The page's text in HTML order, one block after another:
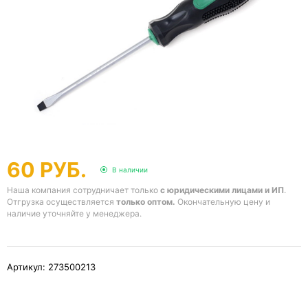
60 РУБ. В наличии
Наша компания сотрудничает только с юридическими лицами и ИП.
Отгрузка осуществляется только оптом. Окончательную цену и
наличие уточняйте у менеджера.
Артикул: 273500213